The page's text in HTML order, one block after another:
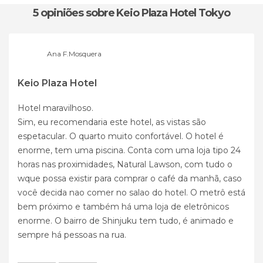
5 opiniõessobre Keio Plaza Hotel Tokyo
Ana F.Mosquera
Keio Plaza Hotel
Hotel maravilhoso.
Sim, eu recomendaria este hotel, as vistas são
espetacular. O quarto muito confortável. O hotel é
enorme, tem uma piscina. Conta com uma loja tipo 24
horas nas proximidades, Natural Lawson, com tudo o
wque possa existir para comprar o café da manhã, caso
você decida nao comer no salao do hotel. O metrô está
bem próximo e também há uma loja de eletrônicos
enorme. O bairro de Shinjuku tem tudo, é animado e
sempre há pessoas na rua.